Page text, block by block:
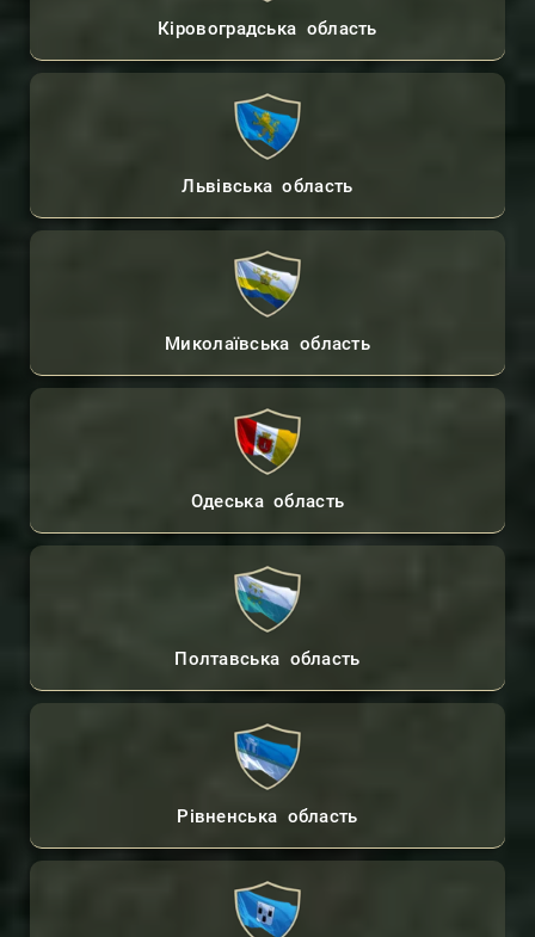
Кіровоградська область
Львівська область
Миколаївська область
Одеська область
Полтавська область
Рівненська область